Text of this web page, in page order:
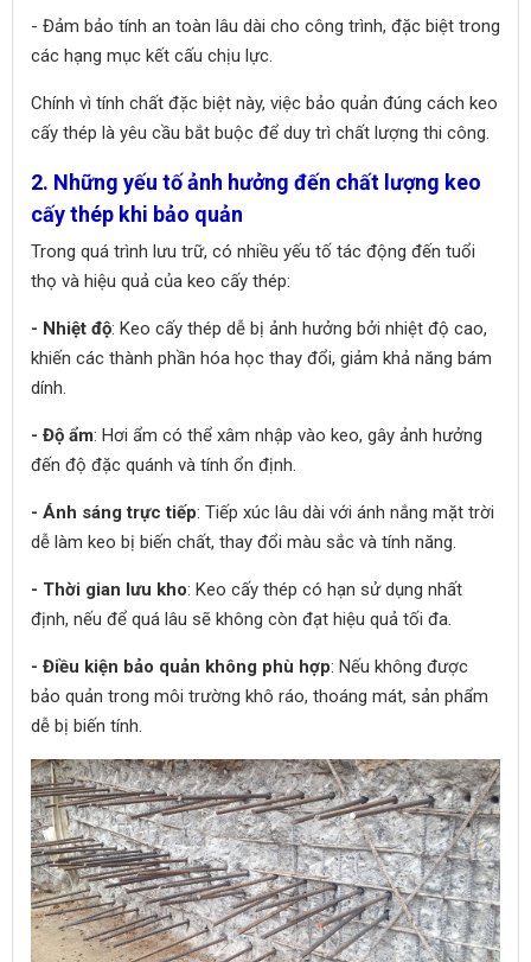
- Đảm bảo tính an toàn lâu dài cho công trình, đặc biệt trong
các hạng mục kết cấu chịu lực.
Chính vì tính chất đặc biệt này, việc bảo quản đúng cách keo
cấy thép là yêu cầu bắt buộc để duy trì chất lượng thi công.
2. Những yếu tố ảnh hưởng đến chất lượng keo
cấy thép khi bảo quản
Trong quá trình lưu trữ, có nhiều yếu tố tác động đến tuổi
thọ và hiệu quả của keo cấy thép:
- Nhiệt độ: Keo cấy thép dễ bị ảnh hưởng bởi nhiệt độ cao,
khiến các thành phần hóa học thay đổi, giảm khả năng bám
dính.
- Độ ẩm: Hơi ẩm có thể xâm nhập vào keo, gây ảnh hưởng
đến độ đặc quánh và tính ổn định.
- Ánh sáng trực tiếp: Tiếp xúc lâu dài với ánh nắng mặt trời
dễ làm keo bị biến chất, thay đổi màu sắc và tính năng.
- Thời gian lưu kho: Keo cấy thép có hạn sử dụng nhất
định, nếu để quá lâu sẽ không còn đạt hiệu quả tối đa.
- Điều kiện bảo quản không phù hợp: Nếu không được
bảo quản trong môi trường khô ráo, thoáng mát, sản phẩm
dễ bị biến tính.